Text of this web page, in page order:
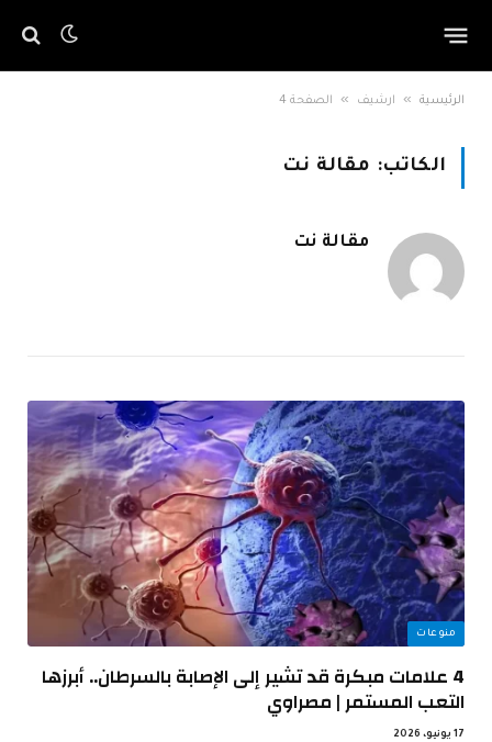
الرئيسية » ارشيف » الصفحة 4
الكاتب: مقالة نت
مقالة نت
منوعات
4 علامات مبكرة قد تشير إلى الإصابة بالسرطان.. أبرزها
التعب المستمر | مصراوي
17 يونيو، 2026